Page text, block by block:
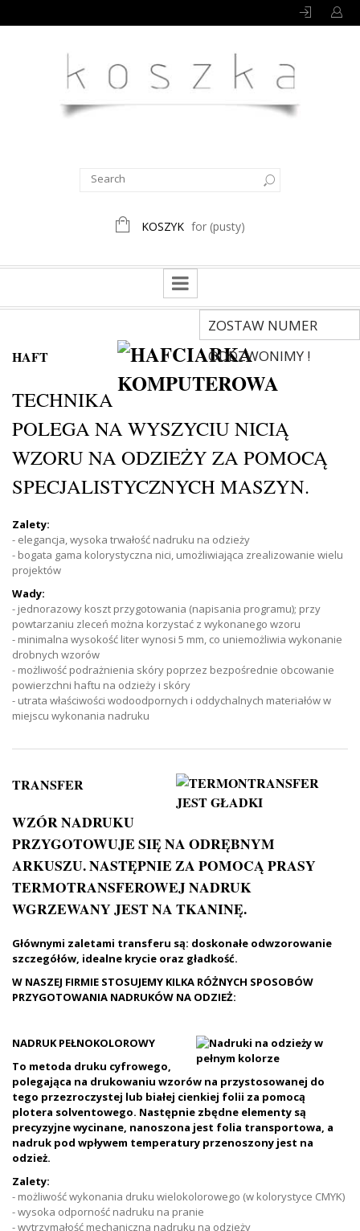
KOSZYK for (pusty)
ZOSTAW NUMER
ODDZWONIMY !
HAFT
TECHNIKA
POLEGA NA WYSZYCIU NICIĄ
WZORU NA ODZIEŻY ZA POMOCĄ
SPECJALISTYCZNYCH MASZYN.
Zalety:
- elegancja, wysoka trwałość nadruku na odzieży
- bogata gama kolorystyczna nici, umożliwiająca zrealizowanie wielu
projektów
Wady:
- jednorazowy koszt przygotowania (napisania programu); przy
powtarzaniu zleceń można korzystać z wykonanego wzoru
- minimalna wysokość liter wynosi 5 mm, co uniemożliwia wykonanie
drobnych wzorów
- możliwość podrażnienia skóry poprzez bezpośrednie obcowanie
powierzchni haftu na odzieży i skóry
- utrata właściwości wodoodpornych i oddychalnych materiałów w
miejscu wykonania nadruku
TRANSFER
WZÓR NADRUKU
PRZYGOTOWUJE SIĘ NA ODRĘBNYM
ARKUSZU. NASTĘPNIE ZA POMOCĄ PRASY
TERMOTRANSFEROWEJ NADRUK
WGRZEWANY JEST NA TKANINĘ.
Głównymi zaletami transferu są: doskonałe odwzorowanie
szczegółów, idealne krycie oraz gładkość.
W NASZEJ FIRMIE STOSUJEMY KILKA RÓŻNYCH SPOSOBÓW
PRZYGOTOWANIA NADRUKÓW NA ODZIEŻ:
NADRUK PEŁNOKOLOROWY
To metoda druku cyfrowego,
polegająca na drukowaniu wzorów na przystosowanej do
tego przezroczystej lub białej cienkiej folii za pomocą
plotera solventowego. Następnie zbędne elementy są
precyzyjne wycinane, nanoszona jest folia transportowa, a
nadruk pod wpływem temperatury przenoszony jest na
odzież.
Zalety:
- możliwość wykonania druku wielokolorowego (w kolorystyce CMYK)
- wysoka odporność nadruku na pranie
- wytrzymałość mechaniczna nadruku na odzieży